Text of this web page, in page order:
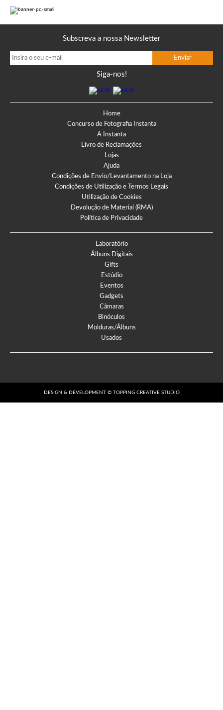
Subscreva a nossa Newsletter
Siga-nos!
Home
Concurso de Fotografia Instanta
A Instanta
Livro de Reclamações
Lojas
Ajuda
Condições de Envio/Levantamento na Loja
Condições de Utilização e Termos Legais
Utilização de Cookies
Devolução de Material (RMA)
Política de Privacidade
Laboratório
Álbuns Digitais
Gifts
Estúdio
Eventos
Gadgets
Câmaras
Binóculos
Molduras/Álbuns
Usados
DESIGN & DEVELOPMENT © TOPPING CREATIVE STUDIO